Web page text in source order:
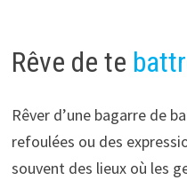
Rêve de te
Rêver d’une bagarre de
refoulées ou des
souvent des lieux où les